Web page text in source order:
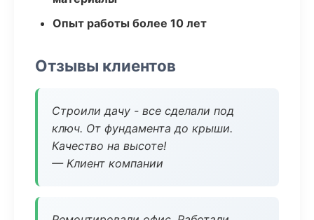
Опыт работы более 10 лет
Отзывы клиентов
Строили дачу - все сделали под
ключ. От фундамента до крыши.
Качество на высоте!
— Клиент компании